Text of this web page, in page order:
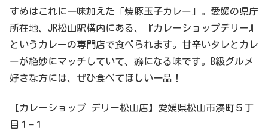
すめはこれに一味加えた「焼豚玉子カレー」。愛媛の県庁
所在地、JR松山駅構内にある、『カレーショップデリー』
というカレーの専門店で食べられます。甘辛いタレとカレ
ーが絶妙にマッチしていて、癖になる味です。B級グルメ
好きな方には、ぜひ食べてほしい一品！
【カレーショップ デリー松山店】愛媛県松山市湊町５丁
目１−１